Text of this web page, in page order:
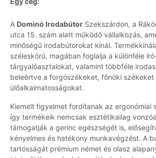
A Dominó Irodabútor Szekszárdon, a
utca 15. szám alatt működő vállalkozás,
minőségű irodabútorokat kínál.
széleskörű, magában foglalja a különféle
tárgyalóasztalokat, valamint többféle
beleértve a forgószékeket, főnöki székeket
ülőalkalmatosságokat.
Kiemelt figyelmet fordítanak az ergonómiai
így termékeik nemcsak esztétikailag
támogatják a gerinc egészségét is,
kényelmes és hatékony munkavégzést. A
tartósságát prémium német és olasz